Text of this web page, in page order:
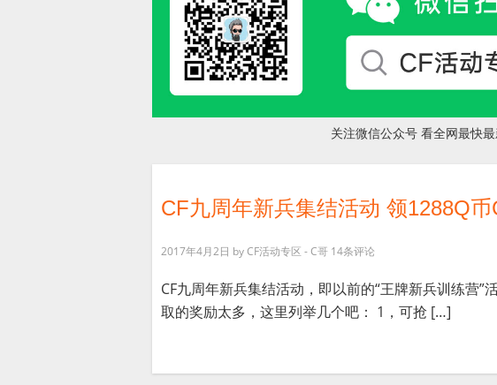
关注微信公众号 看全网最快
CF九周年新兵集结活动 领1288Q
2017年4月2日 byCF活动专区 - C哥 14条评论
CF九周年新兵集结活动，即以前的“王牌新兵训练营”
取的奖励太多，这里列举几个吧： 1，可抢 […]